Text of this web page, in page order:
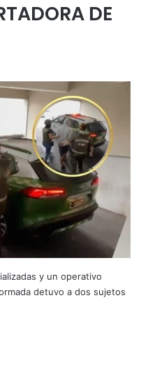
DE
y un operativo
detuvo a dos sujetos